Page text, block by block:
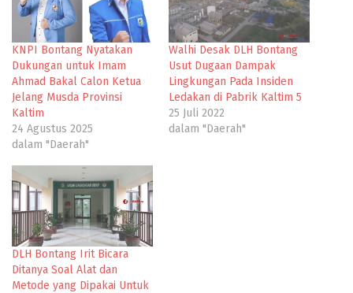
KNPI Bontang Nyatakan
Dukungan untuk Imam
Ahmad Bakal Calon Ketua
Jelang Musda Provinsi
Kaltim
24 Agustus 2025
dalam "Daerah"
Walhi Desak DLH Bontang
Usut Dugaan Dampak
Lingkungan Pada Insiden
Ledakan di Pabrik Kaltim 5
25 Juli 2022
dalam "Daerah"
DLH Bontang Irit Bicara
Ditanya Soal Alat dan
Metode yang Dipakai Untuk